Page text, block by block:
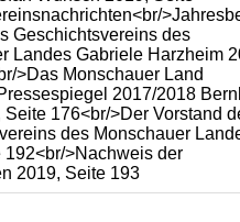
Geschichtsvereins des
Landes Gabriele Harzheim
>Das Monschauer Land
2017/2018
Seite 176<br/>Der Vorstand
des Monschauer
192<br/>Nachweis der
2019, Seite 193